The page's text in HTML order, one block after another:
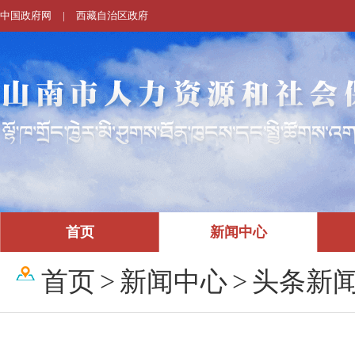
中国政府网 | 西藏自治区政府
首页 新闻中心
首页 > 新闻中心> 头条新